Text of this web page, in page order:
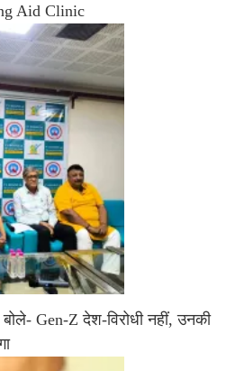
Aid Clinic
Gen-Z देश-विरोधी नहीं, उनकी